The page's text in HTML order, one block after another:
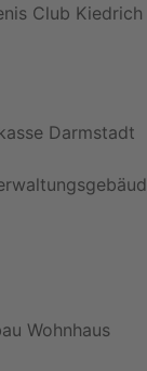
Club Kiedrich
Darmstadt
Wohnhaus